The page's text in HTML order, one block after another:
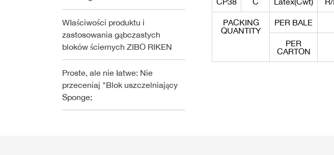
Właściwości produktu i
zastosowania gąbczastych
bloków ściernych ZIBO RIKEN
Proste, ale nie łatwe: Nie
przeceniaj "Blok uszczelniający
Sponge;
PACKING
QUANTITY
PER BALE
PER
CARTON